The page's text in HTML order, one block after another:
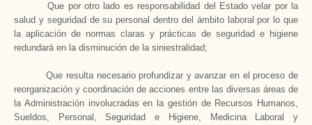
Que por otro lado es responsabilidad del Estado velar por la
salud y seguridad de su personal dentro del ámbito laboral por lo que
la aplicación de normas claras y prácticas de seguridad e higiene
redundará en la disminución de la siniestralidad;
Que resulta necesario profundizar y avanzar en el proceso de
reorganización y coordinación de acciones entre las diversas áreas de
la Administracióninvolucradas en la gestión de Recursos Humanos,
Sueldos, Personal, Seguridad e Higiene, Medicina Laboral y